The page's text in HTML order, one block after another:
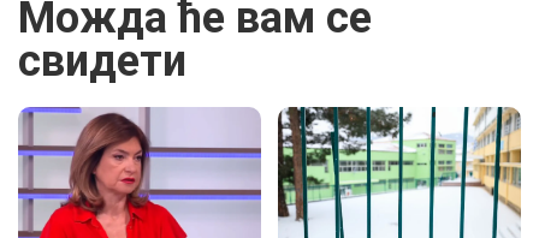
Можда ће вам се
свидети